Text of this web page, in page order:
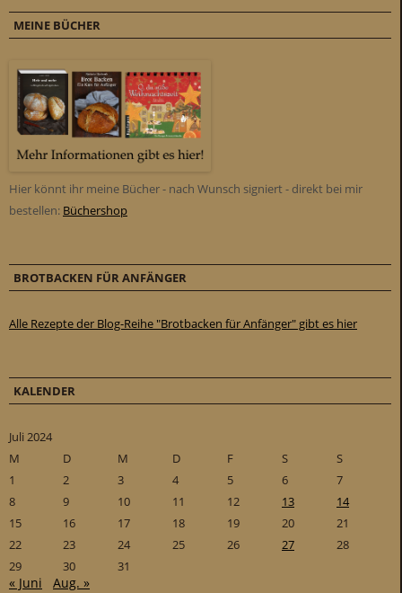
MEINE BÜCHER
Hier könnt ihr meine Bücher - nach Wunsch signiert - direkt bei mir
bestellen: Büchershop
BROTBACKEN FÜR ANFÄNGER
Alle Rezepte der Blog-Reihe "Brotbacken für Anfänger" gibt es hier
KALENDER
Juli 2024
M
D M D F S
S
1
2 3 4 5 6
7
8
9 10 11 12 13
14
15
16 17 18 19 20
21
22
23 24 25 26 27
28
29
30 31
« Juni Aug. »